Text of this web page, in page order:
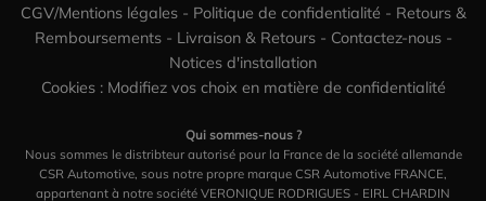
CGV/Mentions légales- Politique de confidentialité - Retours &
Remboursements- Livraison & Retours- Contactez-nous-
Notices d'installation
Cookies : Modifiez vos choix en matière de confidentialité
Qui sommes-nous ?
Nous sommes le distribteur autorisé pour la France de la société allemande
CSR Automotive, sous notre propre marque CSR Automotive FRANCE,
appartenant à notre société VERONIQUE RODRIGUES - EIRL CHARDIN